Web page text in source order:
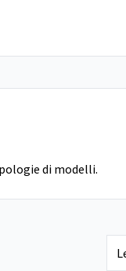
di modelli.